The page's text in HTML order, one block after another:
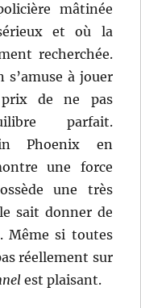
mâtinée
et où la
recherchée.
s’amuse à jouer
de ne pas
parfait.
Phoenix en
une force
une très
sait donner de
Même si toutes
réellement sur
est plaisant.